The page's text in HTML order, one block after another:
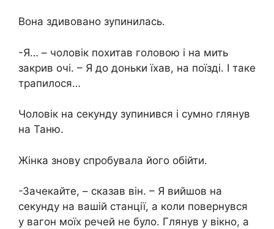
Вона здивовано зупинилась.
-Я… – чоловік похитав головою і на мить
закрив очі. – Я до доньки їхав, на поїзді. І таке
трапилося…
Чоловік на секунду зупинився і сумно глянув
на Таню.
Жінка знову спробувала його обійти.
-Зачекайте, – сказав він. – Я вийшов на
секунду на вашій станції, а коли повернувся
у вагон моїх речей не було. Глянув у вікно, а